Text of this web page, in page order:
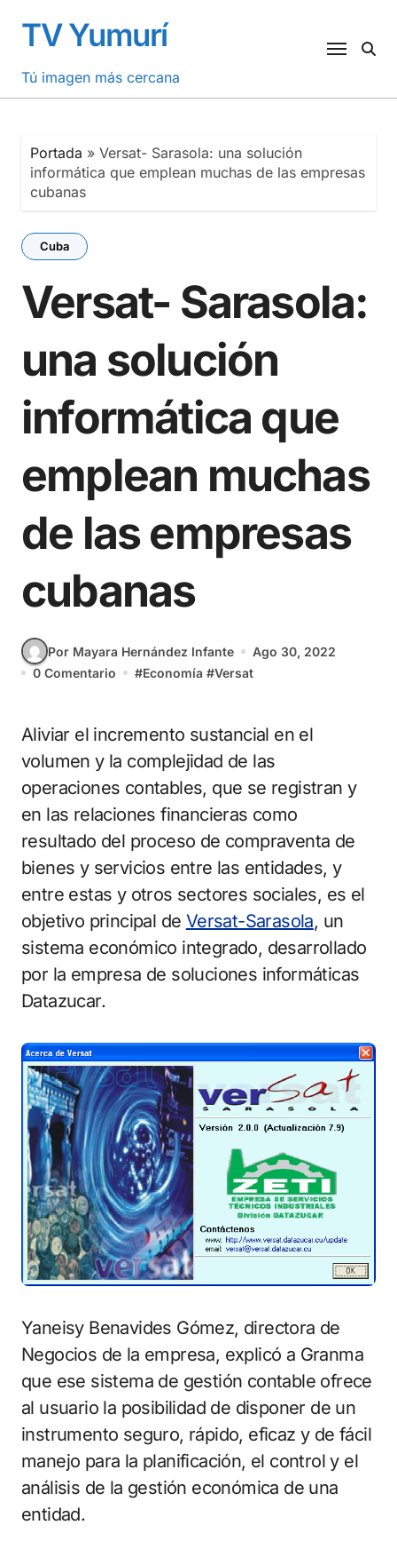
contenido
TV Yumurí
Tú imagen más cercana
Portada » Versat- Sarasola: una solución
informática que emplean muchas de las empresas
cubanas
Cuba
Versat- Sarasola:
una solución
informática que
emplean muchas
de las empresas
cubanas
Por Mayara Hernández Infante
Ago 30, 2022
0 Comentario
#Economía #Versat
Aliviar el incremento sustancial en el
volumen y la complejidad de las
operaciones contables, que se registran y
en las relaciones financieras como
resultado del proceso de compraventa de
bienes y servicios entre las entidades, y
entre estas y otros sectores sociales, es el
objetivo principal de Versat-Sarasola, un
sistema económico integrado, desarrollado
por la empresa de soluciones informáticas
Datazucar.
Yaneisy Benavides Gómez, directora de
Negocios de la empresa, explicó a Granma
que ese sistema de gestión contable ofrece
al usuario la posibilidad de disponer de un
instrumento seguro, rápido, eficaz y de fácil
manejo para la planificación, el control y el
análisis de la gestión económica de una
entidad.